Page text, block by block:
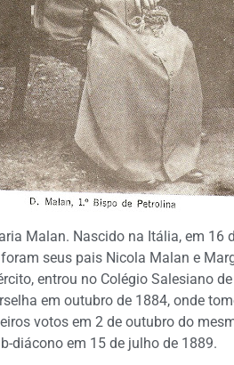
Malan. Nascido na Itália, em 16
seus pais Nicola Malan e
entrou no Colégio Salesiano
em outubro de 1884, onde
votos em 2 de outubro do
diácono em 15 de julho de 1889.